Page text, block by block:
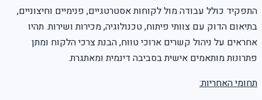
התפקיד כולל עבודה מול לקוחות אסטרטגיים, פנימיים וחיצוניים,
בתיאום הדוק עם צוותי פיתוח, טכנולוגיה, מכירות ושירות. תהיו
אחראים על ניהול קשרים ארוכי טווח, הבנת צרכי הלקוח ומתן
פתרונות מותאמים אישית בסביבה דינמית ומאתגרת.
תחומי האחריות: